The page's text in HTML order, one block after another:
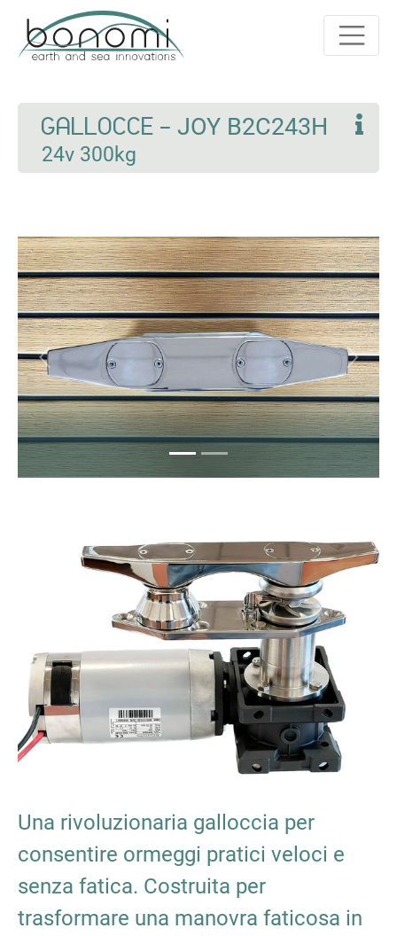
GALLOCCE - JOY B2C243H
24v 300kg
Previous Next
Una rivoluzionaria galloccia per
consentire ormeggi pratici veloci e
senza fatica. Costruita per
trasformare una manovra faticosa in